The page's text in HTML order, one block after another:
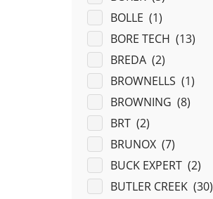
BOLLE (1)
BORE TECH (13)
BREDA (2)
BROWNELLS (1)
BROWNING (8)
BRT (2)
BRUNOX (7)
BUCK EXPERT (2)
BUTLER CREEK (30)